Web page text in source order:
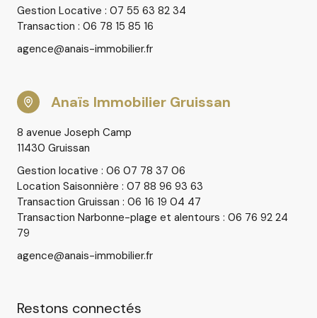
Gestion Locative : 07 55 63 82 34
Transaction : 06 78 15 85 16
agence@anais-immobilier.fr
Anaïs Immobilier Gruissan
8 avenue Joseph Camp
11430 Gruissan
Gestion locative : 06 07 78 37 06
Location Saisonnière : 07 88 96 93 63
Transaction Gruissan : 06 16 19 04 47
Transaction Narbonne-plage et alentours : 06 76 92 24
79
agence@anais-immobilier.fr
Restons connectés